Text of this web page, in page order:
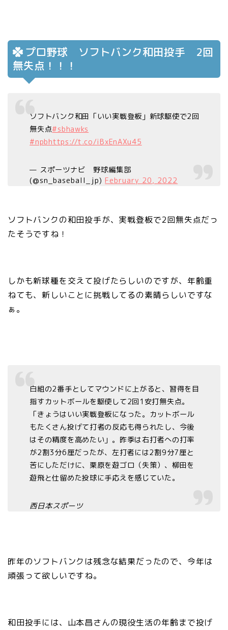
プロ野球 ソフトバンク和田投手 2回
無失点！！！
ソフトバンク和田「いい実戦登板」新球駆使で2回
無失点#sbhawks
#npbhttps://t.co/iBxEnAXu45
— スポーツナビ 野球編集部
(@sn_baseball_jp) February 20, 2022
ソフトバンクの和田投手が、実戦登板で2回無失点だっ
たそうですね！
しかも新球種を交えて投げたらしいのですが、年齢重
ねても、新しいことに挑戦してるの素晴らしいですな
ぁ。
白組の2番手としてマウンドに上がると、習得を目
指すカットボールを駆使して2回1安打無失点。
「きょうはいい実戦登板になった。カットボール
もたくさん投げて打者の反応も得られたし、今後
はその精度を高めたい」。昨季は右打者への打率
が2割3分6厘だったが、左打者には2割9分7厘と
苦にしただけに、栗原を遊ゴロ（失策）、柳田を
遊飛と仕留めた投球に手応えを感じていた。
西日本スポーツ
昨年のソフトバンクは残念な結果だったので、今年は
頑張って欲しいですね。
和田投手には、山本昌さんの現役生活の年齢まで投げ